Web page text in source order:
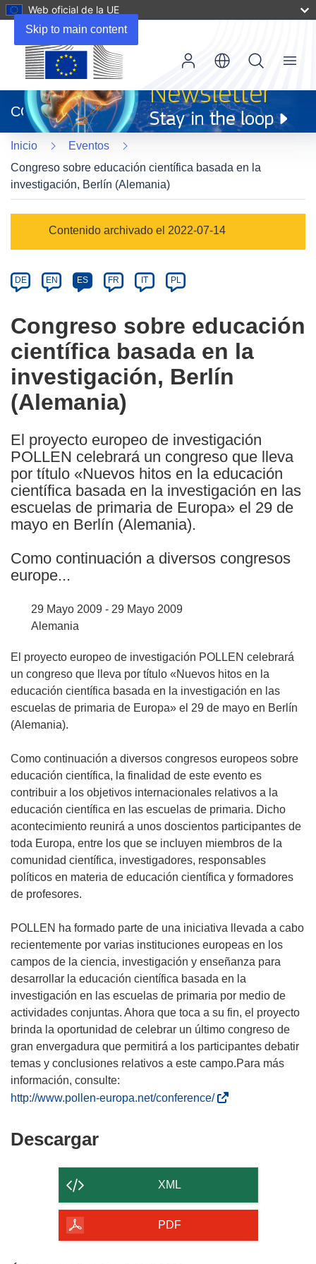
Skip to main content
Web oficial de la UE
abrirá
en
una
nueva
ventana)
CORDIS
Menu
Inicio
Eventos
Congreso sobre educación científica basada en la
investigación, Berlín (Alemania)
category
Contenido archivado el 2022-07-14
Article
available
the
following
languages:
DE EN ES FR IT PL
Congreso sobre educación
científica basada en la
investigación, Berlín
(Alemania)
El proyecto europeo de investigación
POLLEN celebrará un congreso que lleva
por título «Nuevos hitos en la educación
científica basada en la investigación en las
escuelas de primaria de Europa» el 29 de
mayo en Berlín (Alemania).
Como continuación a diversos congresos
europe...
29 Mayo 2009 - 29 Mayo 2009
Alemania
El proyecto europeo de investigación POLLEN celebrará
un congreso que lleva por título «Nuevos hitos en la
educación científica basada en la investigación en las
escuelas de primaria de Europa» el 29 de mayo en Berlín
(Alemania).
Como continuación a diversos congresos europeos sobre
educación científica, la finalidad de este evento es
contribuir a los objetivos internacionales relativos a la
educación científica en las escuelas de primaria. Dicho
acontecimiento reunirá a unos doscientos participantes de
toda Europa, entre los que se incluyen miembros de la
comunidad científica, investigadores, responsables
políticos en materia de educación científica y formadores
de profesores.
POLLEN ha formado parte de una iniciativa llevada a cabo
recientemente por varias instituciones europeas en los
campos de la ciencia, investigación y enseñanza para
desarrollar la educación científica basada en la
investigación en las escuelas de primaria por medio de
actividades conjuntas. Ahora que toca a su fin, el proyecto
brinda la oportunidad de celebrar un último congreso de
gran envergadura que permitirá a los participantes debatir
temas y conclusiones relativos a este campo.Para más
información, consulte:
http://www.pollen-europa.net/conference/(
DescargarDescargar
contenido
de
página
XML
PDF